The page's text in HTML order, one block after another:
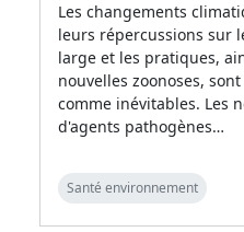
Les changements
leurs répercussions sur
large et les pratiques,
nouvelles zoonoses,
comme inévitables. Les
d'agents pathogènes…
Santé environnement